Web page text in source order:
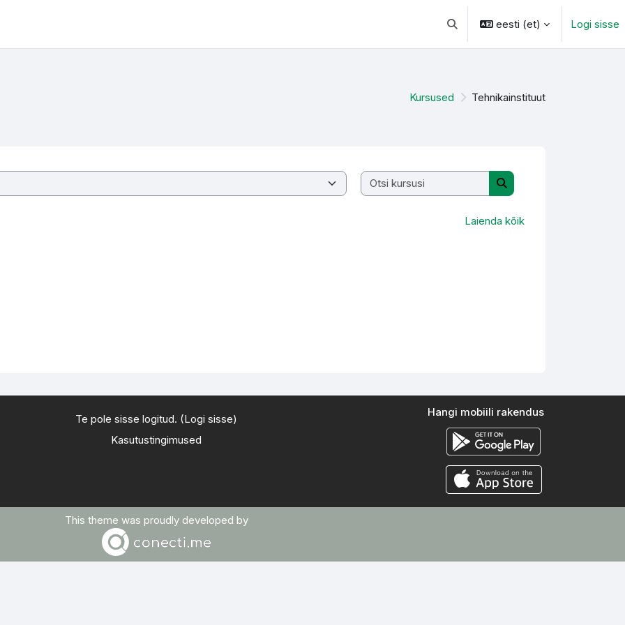
Lülitab otsingu sisendi
eesti ‎(et)‎ Logi sisse
Kursused Tehnikainstituut
Otsi kursusi
Otsi kursusi
Laienda kõik
Te pole sisse logitud. (Logi sisse)
Kasutustingimused
Hangi mobiili rakendus
This theme was proudly developed by